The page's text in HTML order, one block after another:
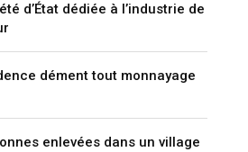
d’État dédiée à l’industrie de
dément tout monnayage
enlevées dans un village